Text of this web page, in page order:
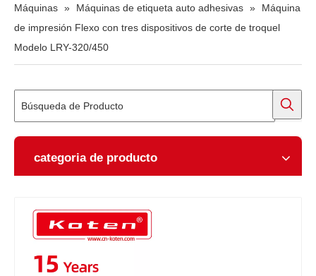
Máquinas » Máquinas de etiqueta auto adhesivas »
Máquina
de impresión Flexo con tres dispositivos de corte de troquel
Modelo LRY-320/450
categoria de producto